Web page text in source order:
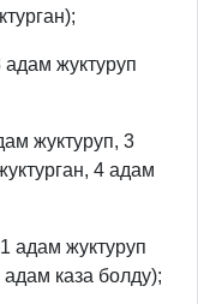
адам жуктуруп
жуктуруп, 3
4 адам
адам жуктуруп
каза болду);